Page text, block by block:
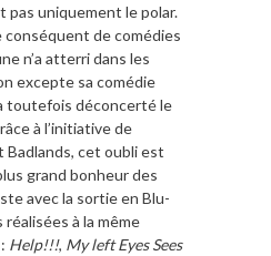
pas uniquement le polar.
conséquent de comédies
n’a atterri dans les
excepte sa comédie
toutefois déconcerté le
à l’initiative de
Badlands, cet oubli est
grand bonheur des
avec la sortie en Blu-
à la même
Help!!!, My left Eyes Sees